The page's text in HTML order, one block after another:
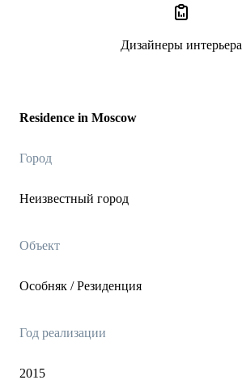
Residence in Moscow
Город
Неизвестный город
Объект
Особняк / Резиденция
Год реализации
2015
Дизайнеры интерьера